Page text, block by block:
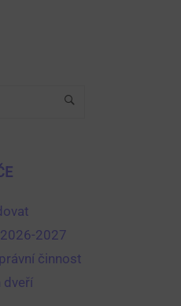
2027
činnost
dveří